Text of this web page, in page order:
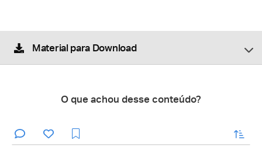
Material para Download
O que achou desse conteúdo?
enviar